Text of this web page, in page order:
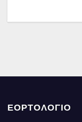
ΕΟΡΤΟΛΟΓΙΟ